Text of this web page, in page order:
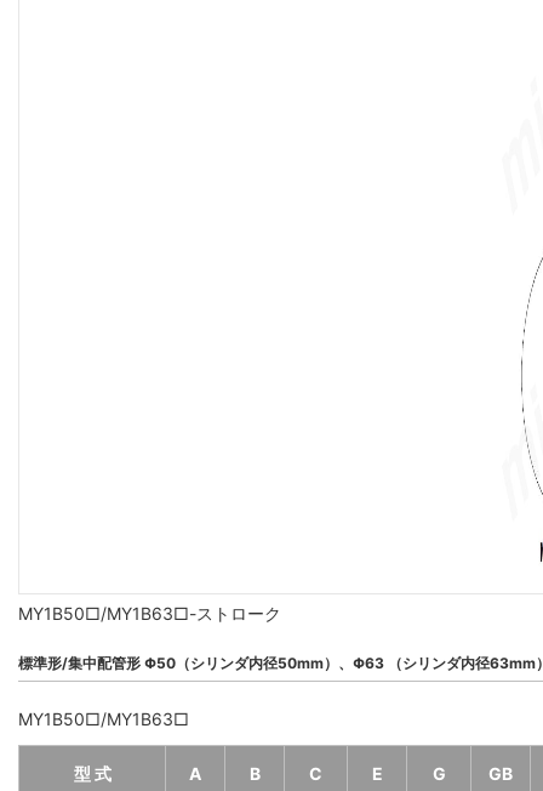
MY1B50□/MY1B63□-ストローク
標準形/集中配管形 Φ50（シリンダ内径50mm）、Φ63 （シリンダ内径63mm
MY1B50□/MY1B63□
型 式 A B C E G GB